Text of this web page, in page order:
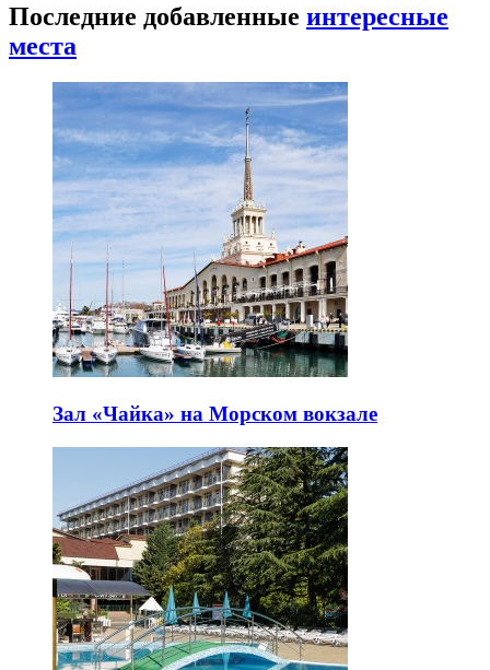
Последние добавленные интересные
места
Зал «Чайка» на Морском вокзале